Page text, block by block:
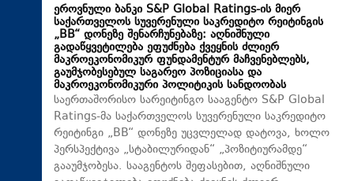
ეროვნული ბანკი S&P Global Ratings-ის მიერ
საქართველოს სუვერენული საკრედიტო რეიტინგის
„BB“ დონეზე შენარჩუნებაზე: აღნიშნული
გადაწყვეტილება ეფუძნება ქვეყნის ძლიერ
მაკროეკონომიკურ ფუნდამენტურ მაჩვენებლებს,
გაუმჯობესებულ საგარეო პოზიციასა და
მაკროეკონომიკური პოლიტიკის სანდოობას
საერთაშორისო სარეიტინგო სააგენტო S&P Global
Ratings-მა საქართველოს სუვერენული საკრედიტო
რეიტინგი „BB“ დონეზე უცვლელად დატოვა, ხოლო
პერსპექტივა „სტაბილურიდან“ „პოზიტიურამდე“
გააუმჯობესა. სააგენტოს შეფასებით, აღნიშნული